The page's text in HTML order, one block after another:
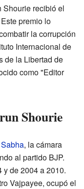
Shourie recibió el
premio lo
la corrupción
Internacional de
de la Libertad de
como "Editor
Shourie
, la cámara
al partido BJP.
y de 2004 a 2010.
Vajpayee, ocupó el